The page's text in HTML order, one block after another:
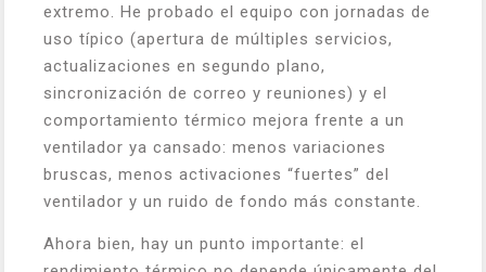
extremo. He probado el equipo con jornadas de
uso típico (apertura de múltiples servicios,
actualizaciones en segundo plano,
sincronización de correo y reuniones) y el
comportamiento térmico mejora frente a un
ventilador ya cansado: menos variaciones
bruscas, menos activaciones “fuertes” del
ventilador y un ruido de fondo más constante.
Ahora bien, hay un punto importante: el